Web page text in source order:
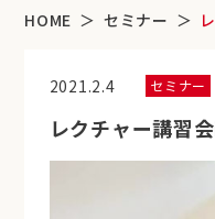
HOME セミナー
2021.2.4 セミナー
レクチャー講習